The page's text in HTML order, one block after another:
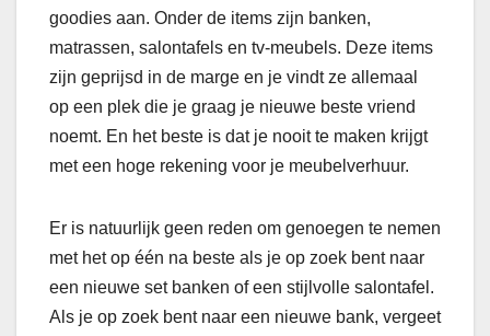
goodies aan. Onder de items zijn banken,
matrassen, salontafels en tv-meubels. Deze items
zijn geprijsd in de marge en je vindt ze allemaal
op een plek die je graag je nieuwe beste vriend
noemt. En het beste is dat je nooit te maken krijgt
met een hoge rekening voor je meubelverhuur.
Er is natuurlijk geen reden om genoegen te nemen
met het op één na beste als je op zoek bent naar
een nieuwe set banken of een stijlvolle salontafel.
Als je op zoek bent naar een nieuwe bank, vergeet